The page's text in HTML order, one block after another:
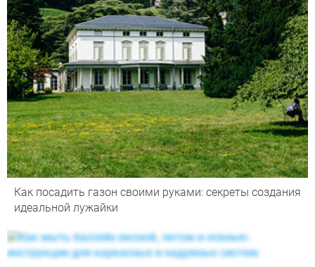
Как посадить газон своими руками: секреты создания
идеальной лужайки